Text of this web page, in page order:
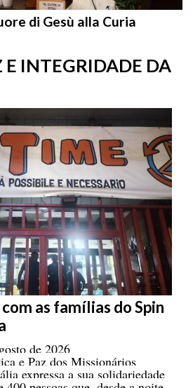
di Gesù alla Curia
E INTEGRIDADE DA
as famílias do Spin
de 2026
e Paz dos Missionários
expressa a sua solidariedade